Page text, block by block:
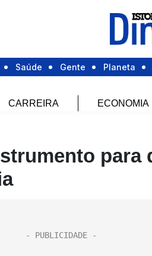
Saúde Gente Planeta
CARREIRA ECONOMIA
para